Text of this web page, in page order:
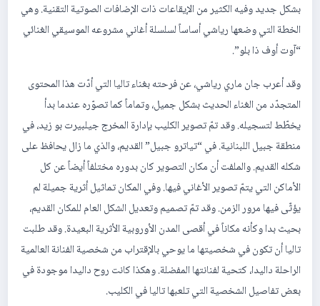
بشكل جديد وفيه الكثير من الإيقاعات ذات الإضافات الصوتية التقنية. وهي
الخطة التي وضعها رياشي أساساً لسلسلة أغاني مشروعه الموسيقي الغنائي
“آوت أوف ذا بلو”.
وقد أعرب جان ماري رياشي، عن فرحته بغناء تاليا التي أدّت هذا المحتوى
المتجدّد من الغناء الحديث بشكل جميل، وتماماً كما تصوّره عندما بدأ
يخطّط لتسجيله. وقد تمّ تصوير الكليب بإدارة المخرج جيلبيرت بو زيد، في
منطقة جبيل اللبنانية. في “تياترو جبيل” القديم، والذي ما زال يحافظ على
شكله القديم. والملفت أن مكان التصوير كان بدوره مختلفاً أيضاً عن كل
الأماكن التي يتمّ تصوير الأغاني فيها. وفي المكان تماثيل أثرية جميلة لم
يؤثّى فيها مرور الزمن. وقد تمّ تصميم وتعديل الشكل العام للمكان القديم،
بحيث بدا وكأنه مكاناً في أقصى المدن الأوروبية الأثرية البعيدة. وقد طلبت
تاليا أن تكون في شخصيتها ما يوحي بالإقتراب من شخصية الفنانة العالمية
الراحلة داليدا، كتحية لفنانتها المفضلة. وهكذا كانت روح داليدا موجودة في
بعض تفاصيل الشخصية التي تلعبها تاليا في الكليب.